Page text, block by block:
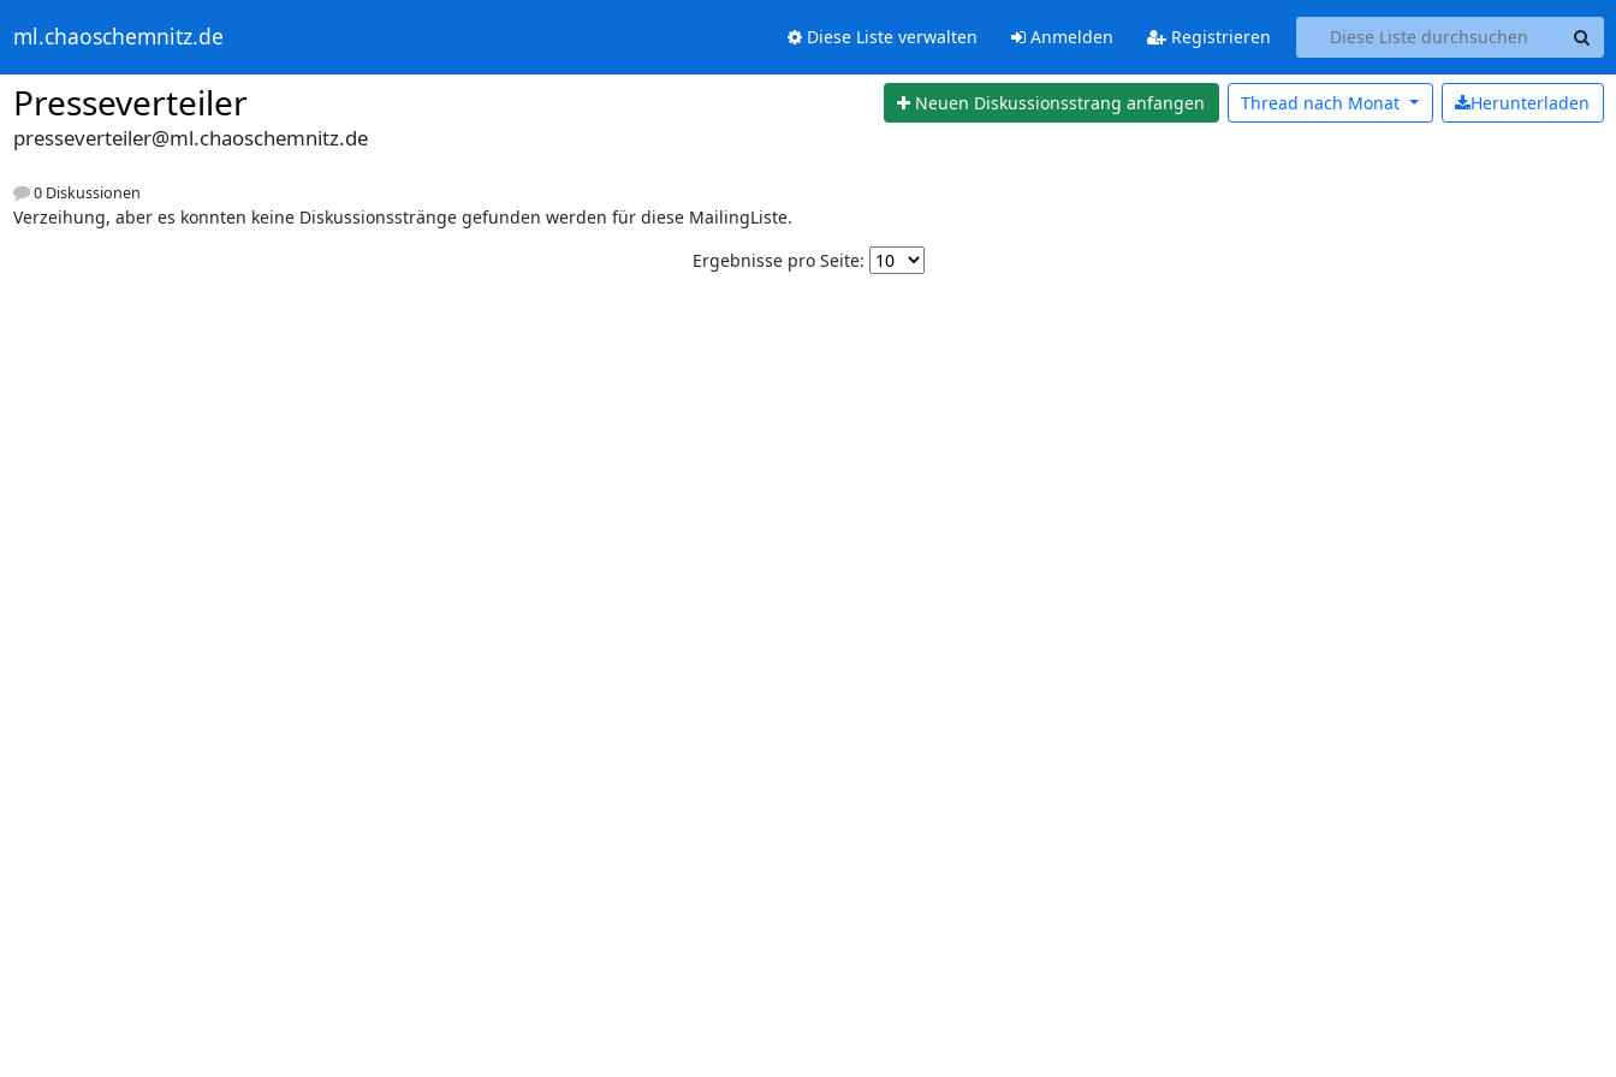
ml.chaoschemnitz.de Diese Liste verwalten Anmelden Registrieren
Presseverteiler Neuen Diskussionsstrang anfangen Herunterladen
Thread nach Monat
presseverteiler@ml.chaoschemnitz.de
0 Diskussionen
Verzeihung, aber es konnten keine Diskussionsstränge gefunden werden für diese MailingListe.
Ergebnisse pro Seite: